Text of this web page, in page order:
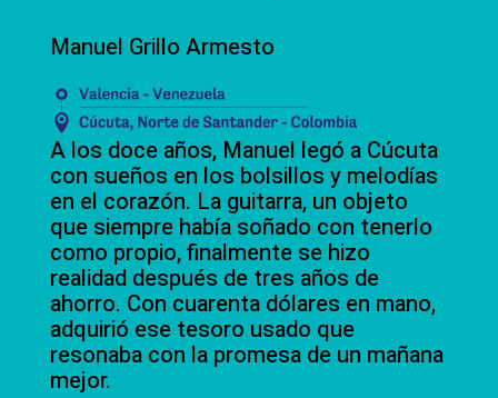
Manuel Grillo Armesto
A los doce años, Manuel legó a Cúcuta
con sueños en los bolsillos y melodías
en el corazón. La guitarra, un objeto
que siempre había soñado con tenerlo
como propio, finalmente se hizo
realidad después de tres años de
ahorro. Con cuarenta dólares en mano,
adquirió ese tesoro usado que
resonaba con la promesa de un mañana
mejor.